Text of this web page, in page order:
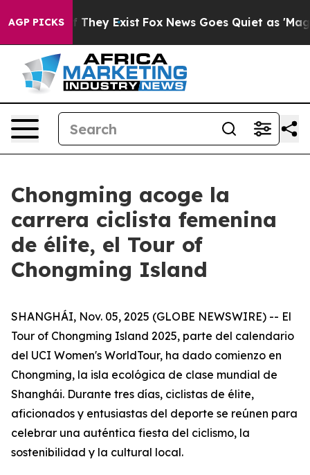
AGP PICKS
Proof They Exist Fox News Goes Quiet as 'Maga
Chongming acoge la
carrera ciclista femenina
de élite, el Tour of
Chongming Island
SHANGHÁI, Nov. 05, 2025 (GLOBE NEWSWIRE) -- El
Tour of Chongming Island 2025, parte del calendario
del UCI Women's WorldTour, ha dado comienzo en
Chongming, la isla ecológica de clase mundial de
Shanghái. Durante tres días, ciclistas de élite,
aficionados y entusiastas del deporte se reúnen para
celebrar una auténtica fiesta del ciclismo, la
sostenibilidad y la cultural local.